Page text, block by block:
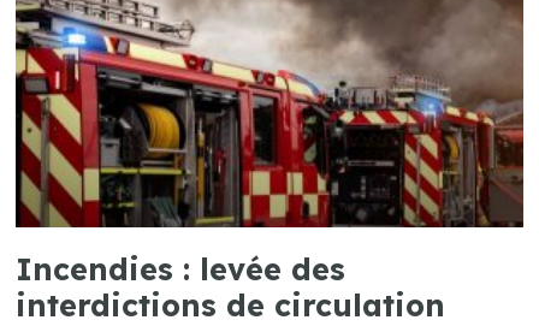
Incendies : levée des
interdictions de circulation